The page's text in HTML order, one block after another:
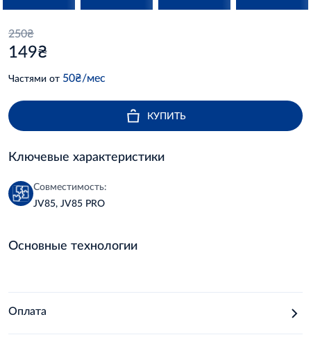
250₴
149₴
КУПИТЬ
Частями от 50₴/мес
Ключевые характеристики
Совместимость:
JV85, JV85 PRO
Основные технологии
Оплата